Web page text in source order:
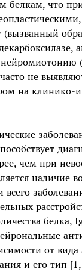
белкам, что
не
на
чем при
наличие
белка,
от вида
и его тип